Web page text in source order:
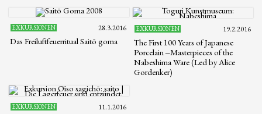
EXKURSIONEN 28.3.2016
Das Freiluftfeuerritual Saitō goma
EXKURSIONEN 19.2.2016
The First 100 Years of Japanese
Porcelain ‒Masterpieces of the
Nabeshima Ware (Led by Alice
Gordenker)
EXKURSIONEN 11.1.2016